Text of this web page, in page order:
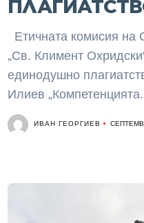
Етичната комисия на
„Св. Климент
единодушно
Илиев
ИВАН ГЕОРГИЕВ